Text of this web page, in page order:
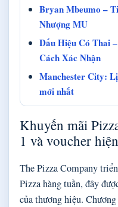
Bryan Mbeumo –
Nhượng MU
Dấu Hiệu Có Thai
Cách Xác Nhận
Manchester City:
mới nhất
Khuyến mãi
1 và voucher
The Pizza Company
Pizza hàng tuần, đây
của thương hiệu.